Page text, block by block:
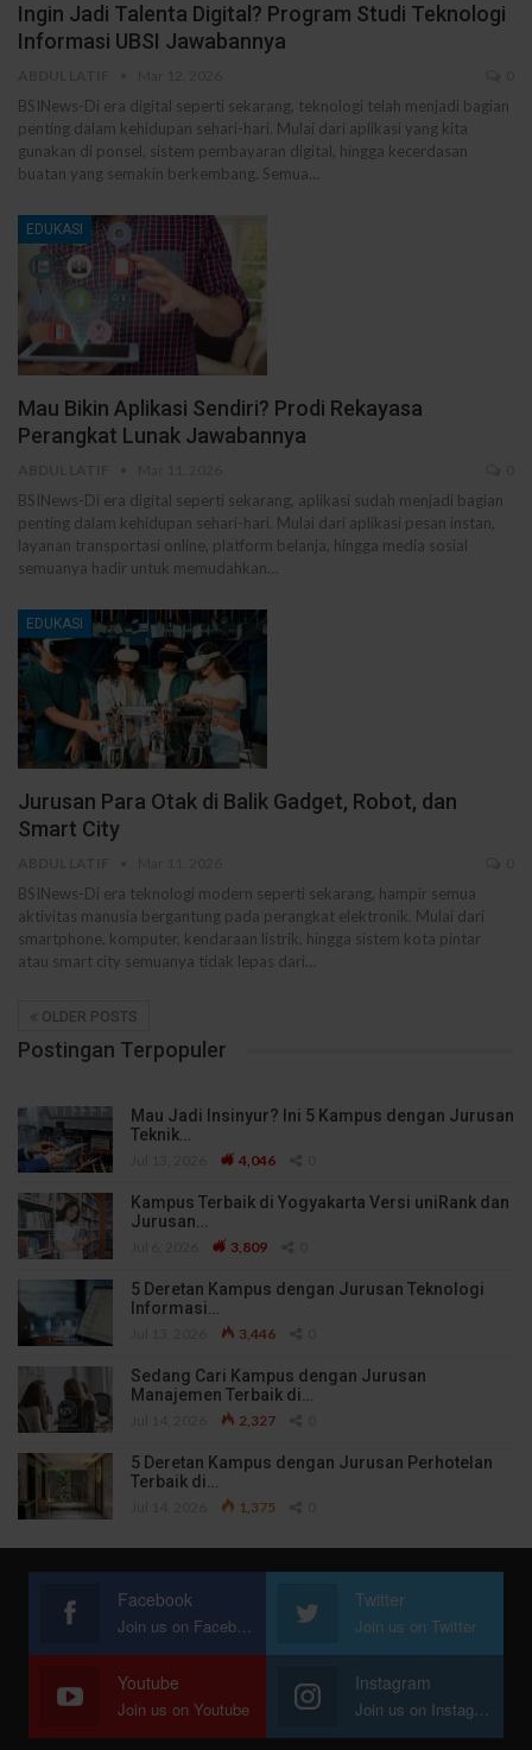
Ingin Jadi Talenta Digital? Program Studi Teknologi
Informasi UBSI Jawabannya
BSINews-Di era digital seperti sekarang, teknologi telah menjadi bagian
penting dalam kehidupan sehari-hari. Mulai dari aplikasi yang kita
gunakan di ponsel, sistem pembayaran digital, hingga kecerdasan
buatan yang semakin berkembang. Semua…
EDUKASI
Mau Bikin Aplikasi Sendiri? Prodi Rekayasa
Perangkat Lunak Jawabannya
BSINews-Di era digital seperti sekarang, aplikasi sudah menjadi bagian
penting dalam kehidupan sehari-hari. Mulai dari aplikasi pesan instan,
layanan transportasi online, platform belanja, hingga media sosial
semuanya hadir untuk memudahkan…
EDUKASI
Jurusan Para Otak di Balik Gadget, Robot, dan
Smart City
BSINews-Di era teknologi modern seperti sekarang, hampir semua
aktivitas manusia bergantung pada perangkat elektronik. Mulai dari
smartphone, komputer, kendaraan listrik, hingga sistem kota pintar
atau smart city semuanya tidak lepas dari…
OLDER POSTS
Postingan Terpopuler
Mau Jadi Insinyur? Ini 5 Kampus dengan Jurusan
Teknik…
4,046
Kampus Terbaik di Yogyakarta Versi uniRank dan
Jurusan…
3,809
5 Deretan Kampus dengan Jurusan Teknologi
Informasi…
3,446
Sedang Cari Kampus dengan Jurusan
Manajemen Terbaik di…
2,327
5 Deretan Kampus dengan Jurusan Perhotelan
Terbaik di…
1,375
Facebook
Join us on Facebook
Twitter
Join us on Twitter
Youtube
Join us on Youtube
Instagram
Join us on Instagram